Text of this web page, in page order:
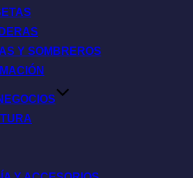
Y SOMBREROS